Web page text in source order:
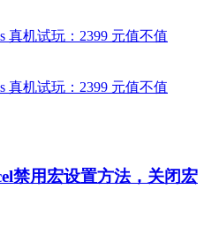
禁用宏设置方法，关闭宏